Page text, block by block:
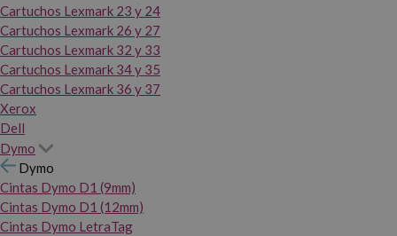
Cartuchos Lexmark 23 y 24
Cartuchos Lexmark 26 y 27
Cartuchos Lexmark 32 y 33
Cartuchos Lexmark 34 y 35
Cartuchos Lexmark 36 y 37
Xerox
Dell
Dymo
Dymo
Cintas Dymo D1 (9mm)
Cintas Dymo D1 (12mm)
Cintas Dymo LetraTag